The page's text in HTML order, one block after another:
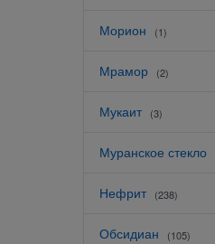
Морион (1)
Мрамор (2)
Мукаит (3)
Муранское стекло
Нефрит (238)
Обсидиан (105)